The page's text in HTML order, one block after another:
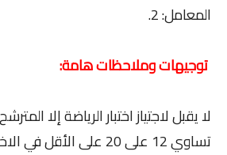
المعامل: 2.
توجيهات وملاحظات هامة:
لا يقبل لاجتياز اختبار الرياضة إلا
تساوي 12 على 20 على الأقل في الاختبار الكتابي.